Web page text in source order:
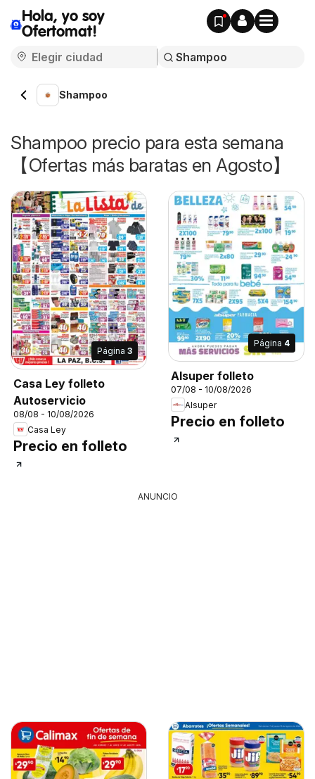
Hola, yo soy
Ofertomat!
Shampoo
Shampoo precio para esta semana
【Ofertas más baratas en Agosto】
Página 3
Casa Ley folleto
Autoservicio
08/08 - 10/08/2026
Casa Ley
Precio en folleto
Página 4
Alsuper folleto
07/08 - 10/08/2026
Alsuper
Precio en folleto
ANUNCIO